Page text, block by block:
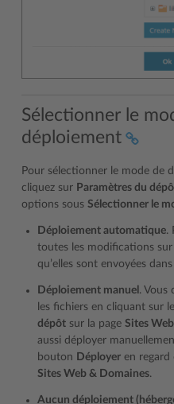
Sélectionner le
déploiement
Pour sélectionner le mode de
cliquez sur Paramètres du
options sous Sélectionner le
Déploiement automatique.
toutes les modifications
qu’elles sont envoyées
Déploiement manuel . Vous
les fichiers en cliquant sur
dépôt sur la page Sites
aussi déployer
bouton Déployer en regard
Sites Web & Domaines.
Aucun déploiement